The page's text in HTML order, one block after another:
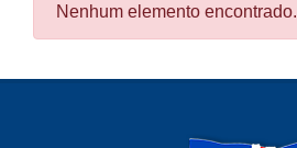
Nenhum elemento encontrado.